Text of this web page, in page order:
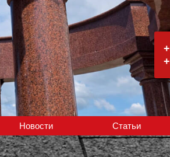
Новости Статьи